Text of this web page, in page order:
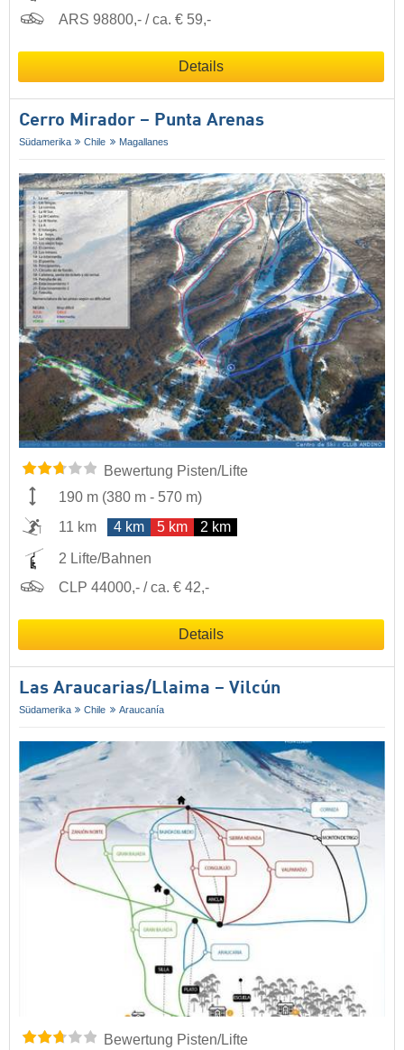
ARS 98800,- / ca. € 59,-
Details
Cerro Mirador – Punta Arenas
Südamerika Chile Magallanes
Bewertung Pisten/Lifte
190 m (380 m - 570 m)
11 km
4 km 5 km 2 km
2 Lifte/Bahnen
CLP 44000,- / ca. € 42,-
Details
Las Araucarias/​Llaima – Vilcún
Südamerika Chile Araucanía
Bewertung Pisten/Lifte